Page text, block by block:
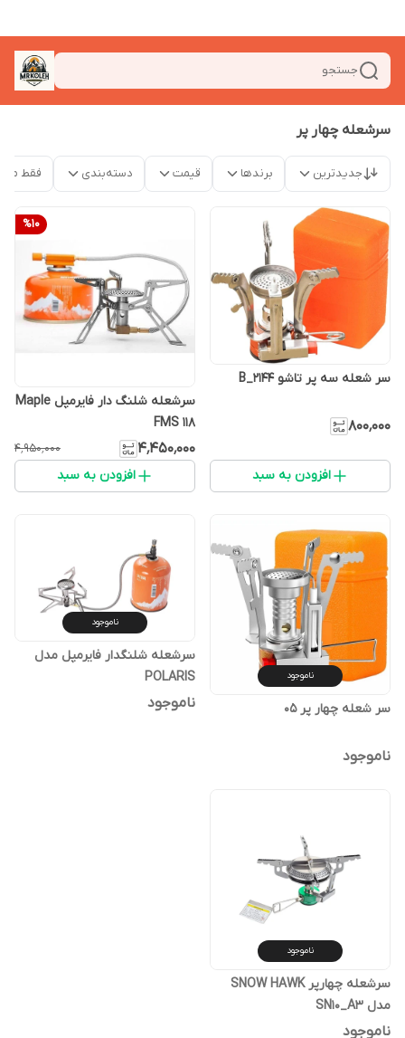
جستجو
سرشعله چهار پر
جدیدترین برندها قیمت دسته‌بندی فقط
سر شعله سه پر تاشو 2144_B
۸۰۰٬۰۰۰
افزودن به سبد
%10
سرشعله شلنگ دار فایرمپل Maple
FMS 118
۴٬۴۵۰٬۰۰۰ ۴٬۹۵۰٬۰۰۰
افزودن به سبد
ناموجود
سر شعله چهار پر 05
ناموجود
ناموجود
سرشعله شلنگدار فایرمپل مدل
POLARIS
ناموجود
ناموجود
سرشعله چهارپر SNOW HAWK
مدل SN10_A3
ناموجود